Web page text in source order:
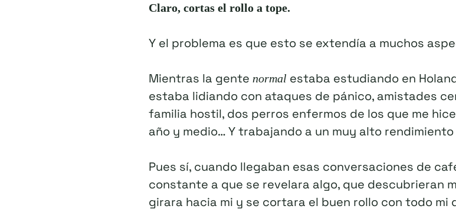
Claro, cortas el rollo a tope.
Y el problema es que esto se extendía a muchos
Mientras la gente normal estaba estudiando en
estaba lidiando con ataques de pánico, amistades
familia hostil, dos perros enfermos de los que me
año y medio… Y trabajando a un muy alto
Pues sí, cuando llegaban esas conversaciones de
constante a que se revelara algo, que descubrieran
girara hacia mi y se cortara el buen rollo con todo mi